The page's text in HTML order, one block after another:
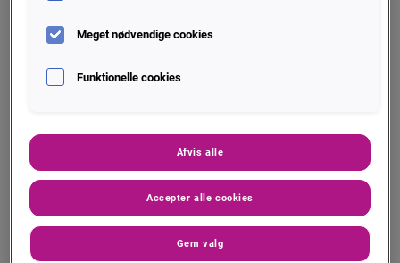
Kreditcheck hentes fra vores online
med det samme.
Vores kreditcheck er baseret på vores KOB
anbefalet kreditmax. Vi har gjort det nemt
for dig, da vi har opsat en 'best practice'
Meget nødvendige cookies
Funktionelle cookies
Afvis alle
Accepter alle cookies
Gem valg